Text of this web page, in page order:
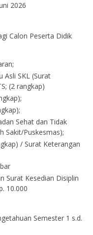
2026
Calon Peserta Didik
Asli SKL (Surat
(2 rangkap)
Sehat dan Tidak
Sakit/Puskesmas);
/ Surat Keterangan
Surat Kesedian Disiplin
10.000
Semester 1 s.d.